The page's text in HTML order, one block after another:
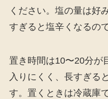
ください。塩の量は好
すぎると塩辛くなるの
置き時間は10〜20分が
入りにくく、長すぎる
す。置くときは冷蔵庫